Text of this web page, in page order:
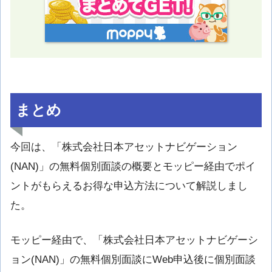
まとめ
今回は、「株式会社日本アセットナビゲーション
(NAN)」の無料個別面談の概要とモッピー経由でポイ
ントがもらえるお得な申込方法について解説しまし
た。
モッピー経由で、「株式会社日本アセットナビゲーシ
ョン(NAN)」の無料個別面談にWeb申込後に個別面談